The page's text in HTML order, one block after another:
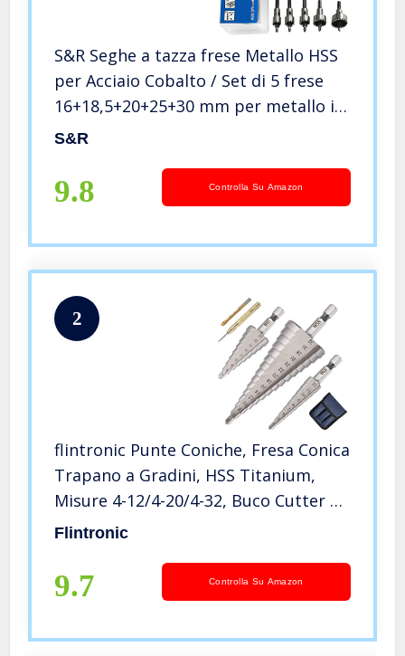
S&R Seghe a tazza frese Metallo HSS
per Acciaio Cobalto / Set di 5 frese
16+18,5+20+25+30 mm per metallo in
cobalto
S&R
9.8 Controlla Su Amazon
2
flintronic Punte Coniche, Fresa Conica
Trapano a Gradini, HSS Titanium,
Misure 4-12/4-20/4-32, Buco Cutter a
Scalini per Eseguire Foro In Metallo
Flintronic
9.7 Controlla Su Amazon